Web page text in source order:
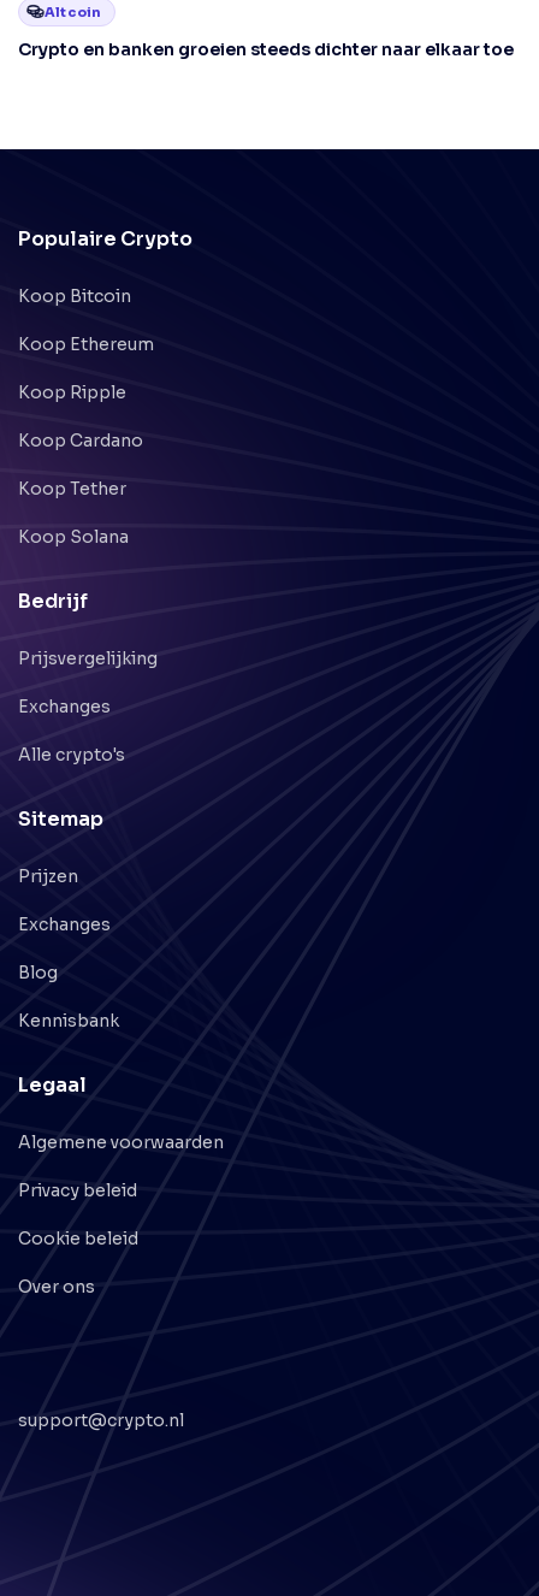
Altcoin
Crypto en banken groeien steeds dichter naar elkaar toe
support@crypto.nl
Populaire Crypto
Koop Bitcoin
Koop Ethereum
Koop Ripple
Koop Cardano
Koop Tether
Koop Solana
Bedrijf
Prijsvergelijking
Exchanges
Alle crypto's
Sitemap
Prijzen
Exchanges
Blog
Kennisbank
Legaal
Algemene voorwaarden
Privacy beleid
Cookie beleid
Over ons